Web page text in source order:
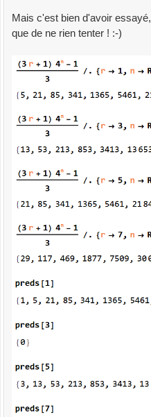
Mais c'est bien d'avoir
que de ne rien tenter ! :-)